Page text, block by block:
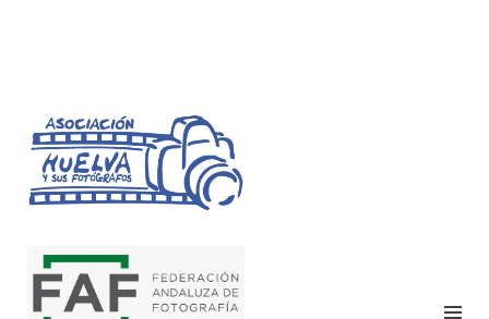
HUELVA Y SUS